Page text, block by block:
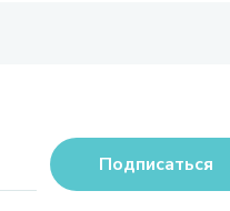
Подписаться